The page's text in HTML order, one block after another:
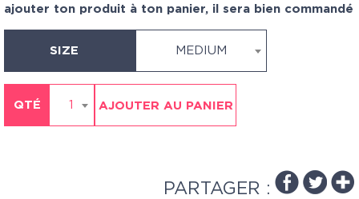
ajouter ton produit à ton panier, il sera bien commandé
SIZE MEDIUM
QTÉ 1 AJOUTER AU PANIER
PARTAGER :